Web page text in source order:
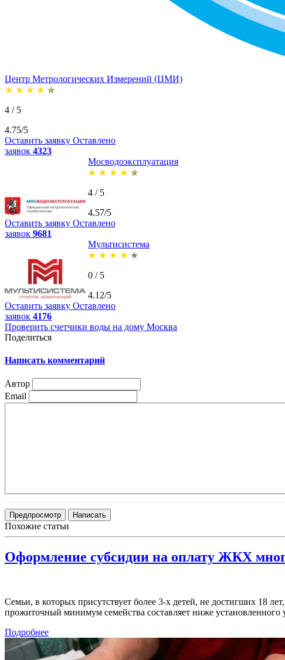
Центр Метрологических Измерений (ЦМИ)
★ ★ ★ ★ ★
4 / 5
4.75/5
Оставить заявку Оставлено
заявок 4323
Мосводоэксплуатация
★ ★ ★ ★ ★
4 / 5
4.57/5
Оставить заявку Оставлено
заявок 9681
Мультисистема
★ ★ ★ ★ ★
0 / 5
4.12/5
Оставить заявку Оставлено
заявок 4176
Проверить счетчики воды на дому Москва
Поделиться
Написать комментарий
Автор
Email
Похожие статьи
Оформление субсидии на оплату ЖКХ
Семьи, в которых присутствует более 3-х детей, не достигших 18
прожиточный минимум семейства составляет ниже
Подробнее